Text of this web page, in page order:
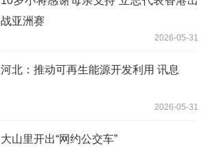
战亚洲赛
2026-05-31
河北：推动可再生能源开发利用 讯息
2026-05-31
大山里开出“网约公交车”